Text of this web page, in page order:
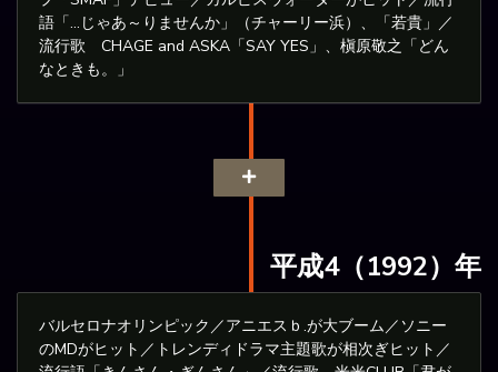
語「…じゃあ～りませんか」（チャーリー浜）、「若貴」／
流行歌 CHAGE and ASKA「SAY YES」、槇原敬之「どん
なときも。」
平成4（1992）年
バルセロナオリンピック／アニエスｂ.が大ブーム／ソニー
のMDがヒット／トレンディドラマ主題歌が相次ぎヒット／